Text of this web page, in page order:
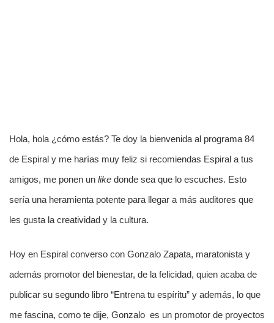
Hola, hola ¿cómo estás? Te doy la bienvenida al programa 84
de Espiral y me harías muy feliz si recomiendas Espiral a tus
amigos, me ponen un like donde sea que lo escuches. Esto
sería una heramienta potente para llegar a más auditores que
les gusta la creatividad y la cultura.
Hoy en Espiral converso con Gonzalo Zapata, maratonista y
además promotor del bienestar, de la felicidad, quien acaba de
publicar su segundo libro “Entrena tu espíritu” y además, lo que
me fascina, como te dije, Gonzalo es un promotor de proyectos